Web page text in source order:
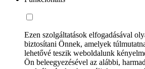
Ezen szolgáltatások elfogadásával
biztosítani Önnek, amelyek
lehetővé teszik weboldalunk
Ön beleegyezésével az alábbi,